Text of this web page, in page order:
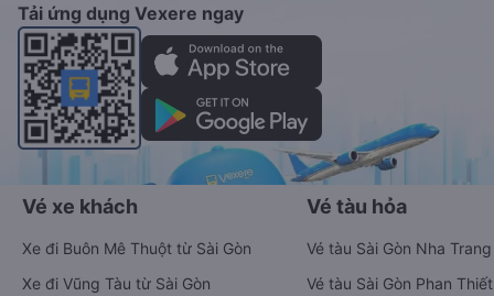
Tải ứng dụng Vexere ngay
Vé xe khách
Xe đi Buôn Mê Thuột từ Sài Gòn
Xe đi Vũng Tàu từ Sài Gòn
Vé tàu hỏa
Vé tàu Sài Gòn Nha Trang
Vé tàu Sài Gòn Phan Thiết